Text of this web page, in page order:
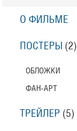
О ФИЛЬМЕ
ПОСТЕРЫ (2)
ОБЛОЖКИ
ФАН-АРТ
ТРЕЙЛЕР (5)